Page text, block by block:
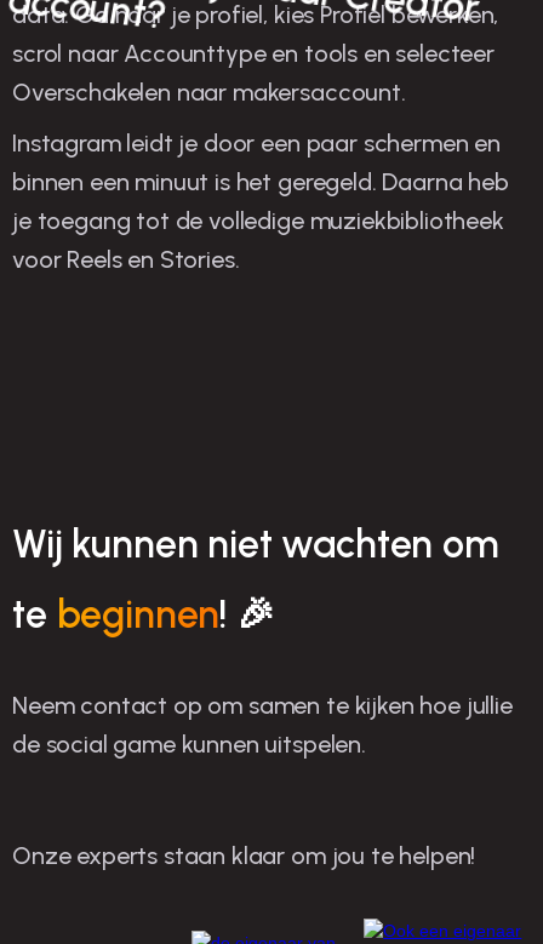
data. Ga naar je profiel, kies Profiel bewerken,
scrol naar Accounttype en tools en selecteer
Overschakelen naar makersaccount.
Instagram leidt je door een paar schermen en
binnen een minuut is het geregeld. Daarna heb
je toegang tot de volledige muziekbibliotheek
voor Reels en Stories.
Wij kunnen niet wachten om
te beginnen! 🎉
Neem contact op om samen te kijken hoe jullie
de social game kunnen uitspelen.
Onze experts staan klaar om jou te helpen!